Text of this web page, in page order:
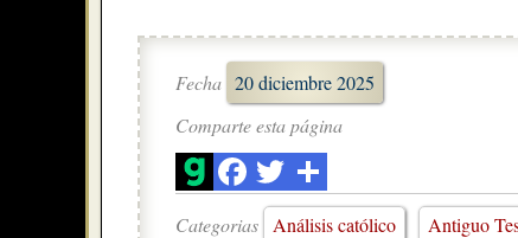
Fecha 20 diciembre 2025
Comparte esta página
Categorias Análisis católico Antiguo